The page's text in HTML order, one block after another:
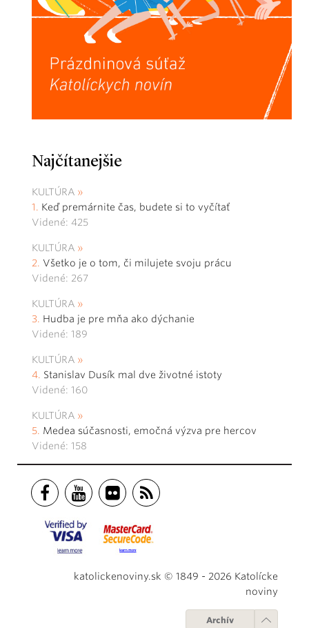
Najčítanejšie
KULTÚRA
Keď premárnite čas, budete si to vyčítať
Videné: 425
KULTÚRA
Všetko je o tom, či milujete svoju prácu
Videné: 267
KULTÚRA
Hudba je pre mňa ako dýchanie
Videné: 189
KULTÚRA
Stanislav Dusík mal dve životné istoty
Videné: 160
KULTÚRA
Medea súčasnosti, emočná výzva pre hercov
Videné: 158
katolickenoviny.sk © 1849 - 2026 Katolícke
noviny
Archív